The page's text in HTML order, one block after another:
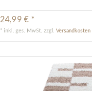
24,99 € *
* inkl. ges. MwSt. zzgl. Versandkosten